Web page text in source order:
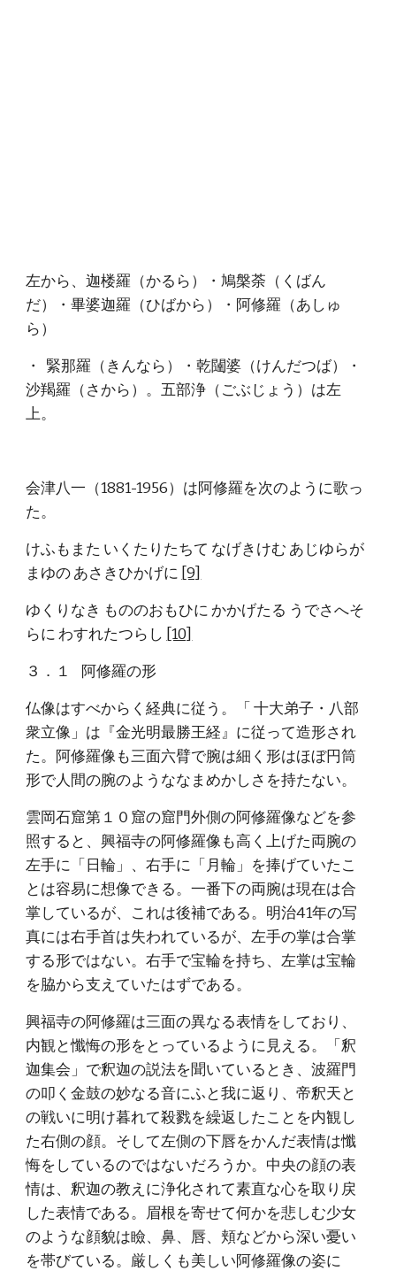
左から、迦楼羅（かるら）・鳩槃荼（くばん
だ）・畢婆迦羅（ひばから）・阿修羅（あしゅ
ら）
・  緊那羅（きんなら）・乾闥婆（けんだつば）・
沙羯羅（さから）。五部浄（ごぶじょう）は左
上。
会津八一（1881-1956）は阿修羅を次のように歌っ
た。
けふもまた いくたりたちて なげきけむ あじゆらが
まゆの あさきひかげに [9]
ゆくりなき もののおもひに かかげたる うでさへそ
らに わすれたつらし [10]
３．１    阿修羅の形
仏像はすべからく経典に従う。「 十大弟子・八部
衆立像」は『金光明最勝王経』に従って造形され
た。阿修羅像も三面六臂で腕は細く形はほぼ円筒
形で人間の腕のようななまめかしさを持たない。
雲岡石窟第１０窟の窟門外側の阿修羅像などを参
照すると、興福寺の阿修羅像も高く上げた両腕の
左手に「日輪」、右手に「月輪」を捧げていたこ
とは容易に想像できる。一番下の両腕は現在は合
掌しているが、これは後補である。明治41年の写
真には右手首は失われているが、左手の掌は合掌
する形ではない。右手で宝輪を持ち、左掌は宝輪
を脇から支えていたはずである。
興福寺の阿修羅は三面の異なる表情をしており、
内観と懺悔の形をとっているように見える。「釈
迦集会」で釈迦の説法を聞いているとき、波羅門
の叩く金鼓の妙なる音にふと我に返り、帝釈天と
の戦いに明け暮れて殺戮を繰返したことを内観し
た右側の顔。そして左側の下唇をかんだ表情は懺
悔をしているのではないだろうか。中央の顔の表
情は、釈迦の教えに浄化されて素直な心を取り戻
した表情である。眉根を寄せて何かを悲しむ少女
のような顔貌は瞼、鼻、唇、頬などから深い憂い
を帯びている。厳しくも美しい阿修羅像の姿に